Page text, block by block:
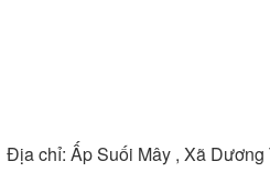
Địa chỉ: Ấp Suối Mây , Xã